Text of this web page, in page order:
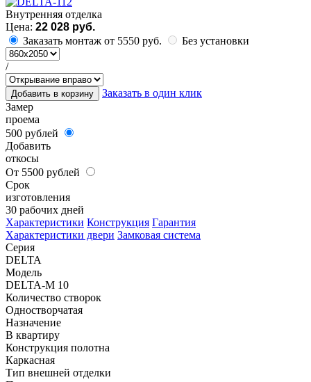
Внутренняя отделка
Цена: 22 028 руб.
Заказать монтаж от 5550 руб.
Без установки
/
Добавить в корзину
Заказать в один клик
Замер
проема
500 рублей
Добавить
откосы
От 5500 рублей
Срок
изготовления
30 рабочих дней
Характеристики Конструкция Гарантия
Характеристики двери Замковая система
Серия
DELTA
Модель
DELTA-M 10
Количество створок
Одностворчатая
Назначение
В квартиру
Конструкция полотна
Каркасная
Тип внешней отделки